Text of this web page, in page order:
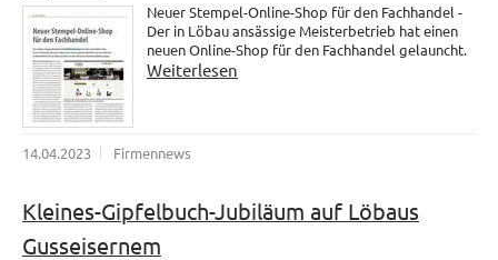
Neuer Stempel-Online-Shop für den Fachhandel -
Der in Löbau ansässige Meisterbetrieb hat einen
neuen Online-Shop für den Fachhandel gelauncht.
Weiterlesen
14.04.2023 Firmennews
Kleines-Gipfelbuch-Jubiläum auf Löbaus
Gusseisernem